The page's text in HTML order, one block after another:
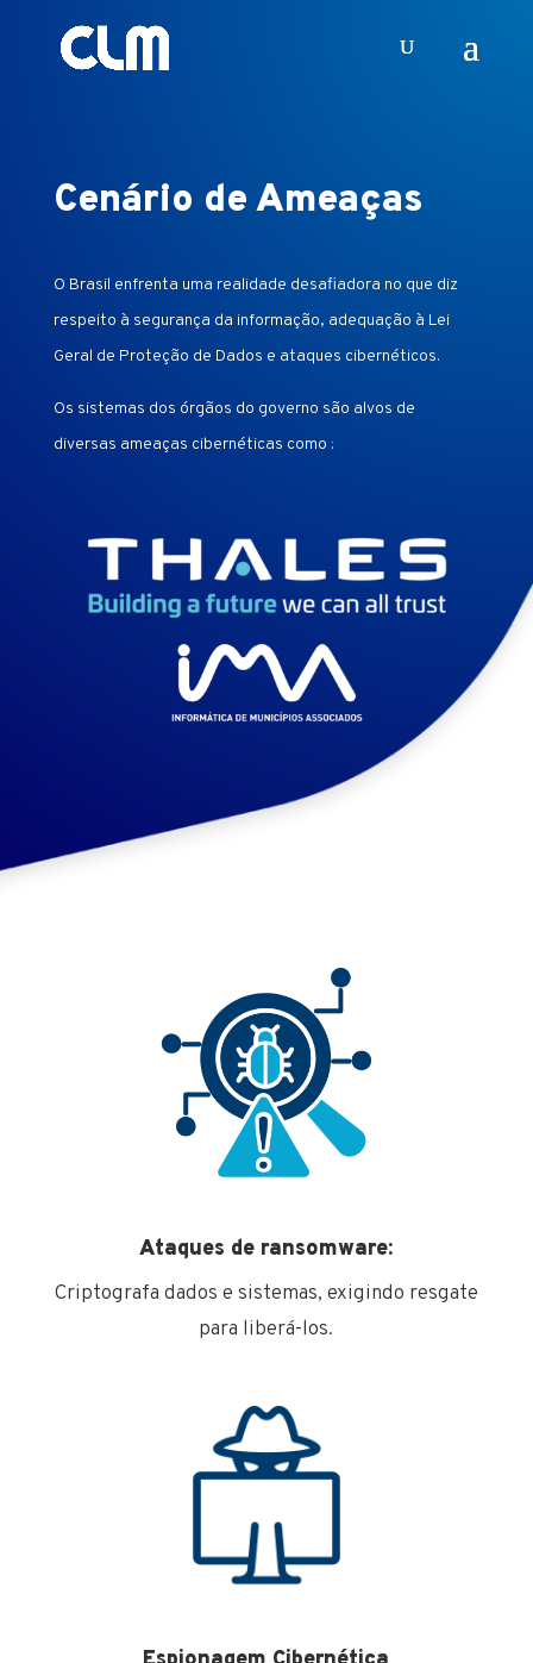
Cenário de Ameaças
O Brasil enfrenta uma realidade desafiadora no que diz
respeito à segurança da informação, adequação à Lei
Geral de Proteção de Dados e ataques cibernéticos.
Os sistemas dos órgãos do governo são alvos de
diversas ameaças cibernéticas como :
Ataques de ransomware:
Criptografa dados e sistemas, exigindo resgate
para liberá-los.